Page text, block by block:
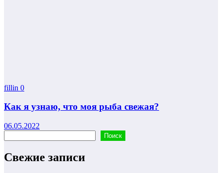
fillin 0
Как я узнаю, что моя рыба свежая?
06.05.2022
Поиск
Свежие записи